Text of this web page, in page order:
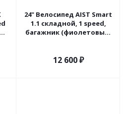
24" Велосипед AIST Smart
1.1 складной, 1 speed,
багажник (фиолетовый)
12 600₽